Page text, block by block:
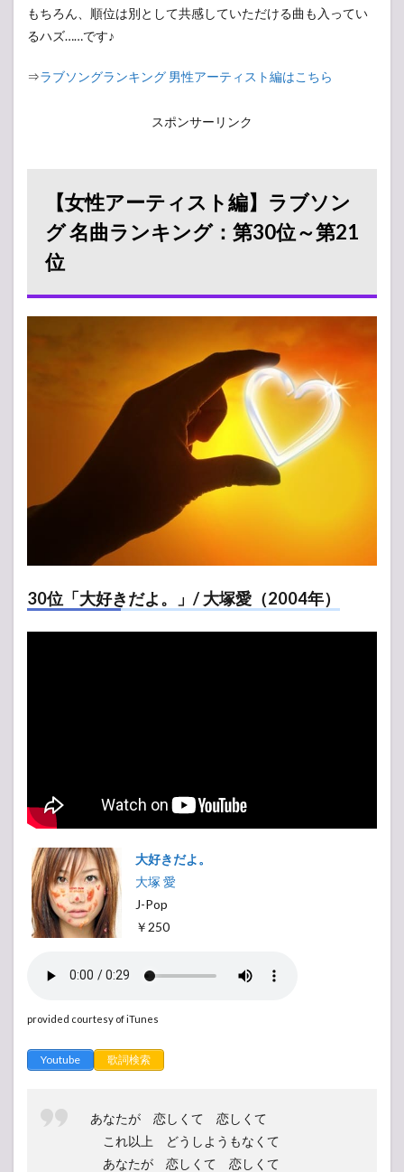
もちろん、順位は別として共感していただける曲も入ってい
るハズ……です♪
⇒ラブソングランキング 男性アーティスト編はこちら
スポンサーリンク
【女性アーティスト編】ラブソン
グ 名曲ランキング：第30位～第21
位
30位「大好きだよ。」/ 大塚愛（2004年）
大好きだよ。
大塚 愛
J-Pop
￥250
provided courtesy of iTunes
Youtube 歌詞検索
あなたが 恋しくて 恋しくて
これ以上 どうしようもなくて
あなたが 恋しくて 恋しくて